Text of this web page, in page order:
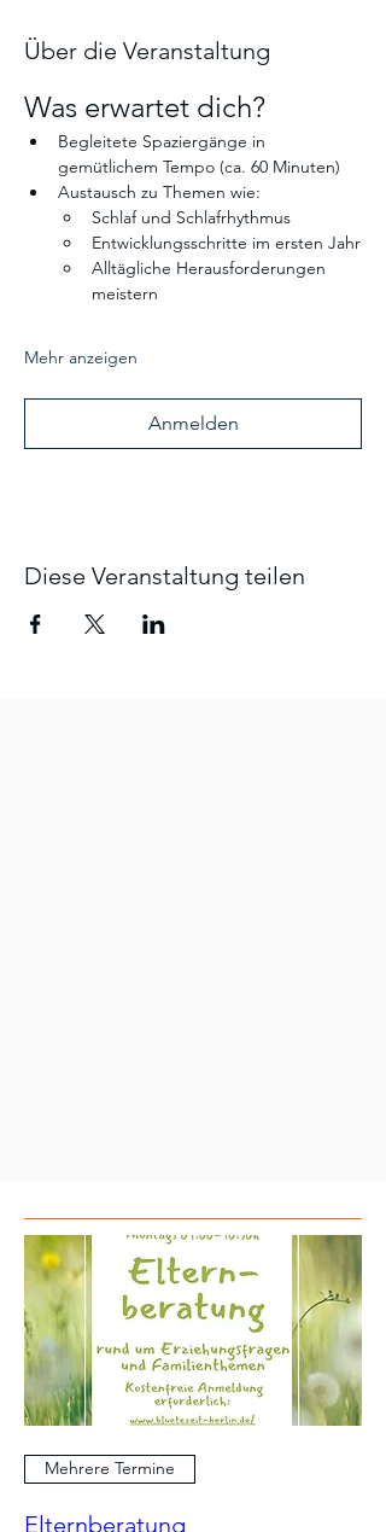
Über die Veranstaltung
Was erwartet dich?
Begleitete Spaziergänge in
gemütlichem Tempo (ca. 60 Minuten)
Austausch zu Themen wie:
Schlaf und Schlafrhythmus
Entwicklungsschritte im ersten Jahr
Alltägliche Herausforderungen
meistern
Mehr anzeigen
Anmelden
Diese Veranstaltung teilen
Mehrere Termine
Elternberatung